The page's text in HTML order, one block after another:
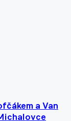
a Van